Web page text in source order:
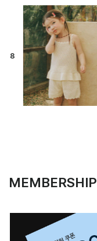
MEMBERSHIP